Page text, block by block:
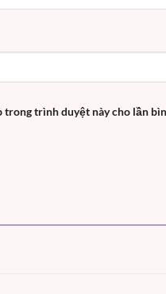
trong trình duyệt này cho lần